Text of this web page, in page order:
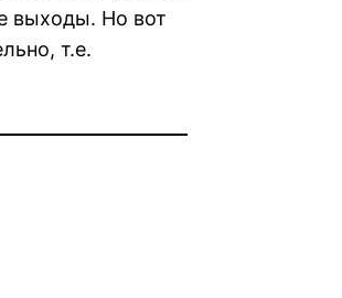
выходы. Но вот
т.е.